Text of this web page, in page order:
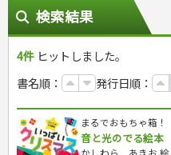
スポーツ
スポーツルール
ゴルフ
トレーニング
ジュニアスポーツ
その他スポーツ
自然・アウトドア・ペット
犬・猫
ペット・飼育
園芸・野菜づくり
雑学
ナンプレ
囲碁・将棋・麻雀
ゲーム・マジック
家相・風水・占い
カルチャー・芸術・趣味
鉄道・車・自転車
音楽・楽器
趣味・鑑賞・カメラ
絵画・デッサン
俳句・詩・ことば
辞典・語学
辞典
語学・旅行会話
運転免許
原付・二輪
普通免許
その他免許
生活・暮らし
料理
料理・レシピ
おもてなし・ごちそう料
各国料理
お弁当
健康メニュー・ダイエット
調理器具クッキング
手芸・クラフト
編み物
ソーイング
クラフト
住まい・インテリア・暮らし
インテリア・ハウジング
収納・掃除・暮らし
美容・ファッション
ダイエット・エクササイ
メイク・ネイル・ヘア
着物・着つけ
冠婚葬祭・手紙・ペン字
冠婚葬祭・スピーチ・マ
手紙・ペン字
妊娠・出産・育児
妊娠・出産・育児
健康と保育
家庭医学・健康
ツボ・マッサージ
健康知識
栄養事典
看護・介護
介護一般
パネルシアター
指導マニュアル
児童一般
おりがみ・あやとり
なぞなぞ・ゲーム
占い・心理ゲーム
学参・ドリル
夏休みドリル
総復習ドリル
就職活動
就職活動
就職試験
資格試験
検定試験・資格試験
検索結果
4件 ヒットしました。
書名順：
発行日順：
まるでおもちゃ箱！
音と光のでる絵